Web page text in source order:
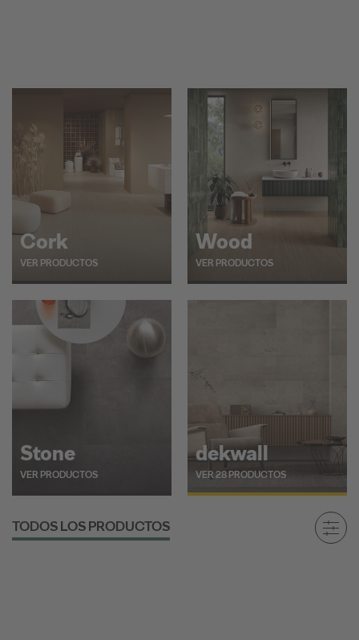
Cork
VER PRODUCTOS
Wood
VER PRODUCTOS
Stone
VER PRODUCTOS
dekwall
VER 28 PRODUCTOS
TODOS LOS PRODUCTOS